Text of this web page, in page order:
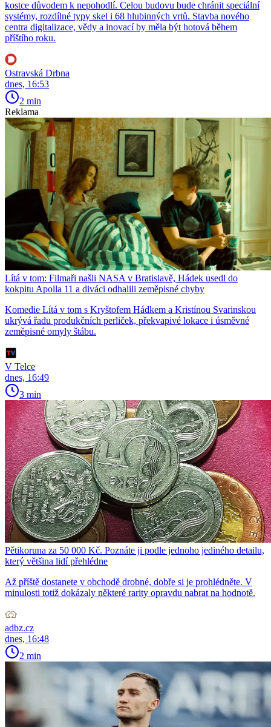
kostce důvodem k nepohodlí. Celou budovu bude chránit speciální
systémy, rozdílné typy skel i 68 hlubinných vrtů. Stavba nového
centra digitalizace, vědy a inovací by měla být hotová během
příštího roku.
Ostravská Drbna
dnes, 16:53
2 min
Reklama
Lítá v tom: Filmaři našli NASA v Bratislavě, Hádek usedl do
kokpitu Apolla 11 a diváci odhalili zeměpisné chyby
Komedie Lítá v tom s Kryštofem Hádkem a Kristínou Svarinskou
ukrývá řadu produkčních perliček, překvapivé lokace i úsměvné
zeměpisné omyly štábu.
V Telce
dnes, 16:49
3 min
Pětikoruna za 50 000 Kč. Poznáte ji podle jednoho jediného detailu,
který většina lidí přehlédne
Až příště dostanete v obchodě drobné, dobře si je prohlédněte. V
minulosti totiž dokázaly některé rarity opravdu nabrat na hodnotě.
adbz.cz
dnes, 16:48
2 min